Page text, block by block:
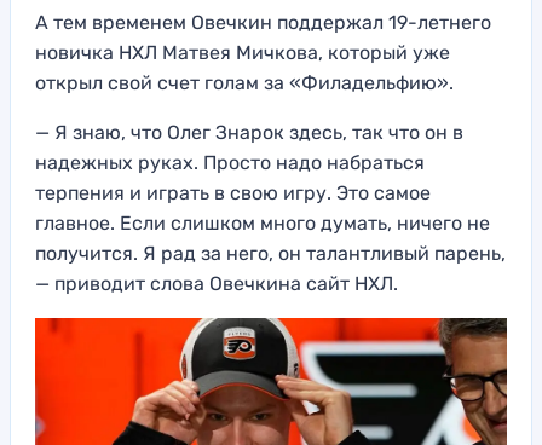
А тем временем Овечкин поддержал 19-летнего
новичка НХЛ Матвея Мичкова, который уже
открыл свой счет голам за «Филадельфию».
— Я знаю, что Олег Знарок здесь, так что он в
надежных руках. Просто надо набраться
терпения и играть в свою игру. Это самое
главное. Если слишком много думать, ничего не
получится. Я рад за него, он талантливый парень,
— приводит слова Овечкина сайт НХЛ.